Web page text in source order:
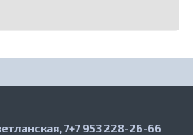
7+7 953 228-26-66